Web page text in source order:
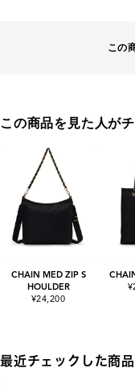
この
この商品を見た人が
CHAIN MED ZIP S
HOULDER
¥24,200
最近チェックした商品